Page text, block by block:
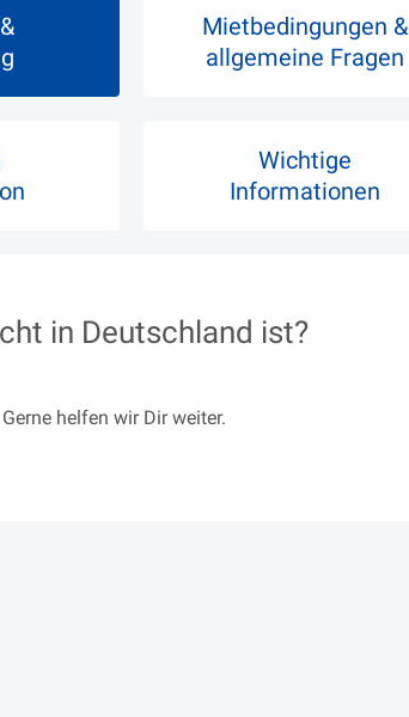
Mietbedingungen &
allgemeine Fragen
Wichtige
Informationen
in Deutschland ist?
helfen wir Dir weiter.